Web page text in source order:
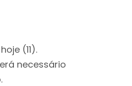
(11).
necessário